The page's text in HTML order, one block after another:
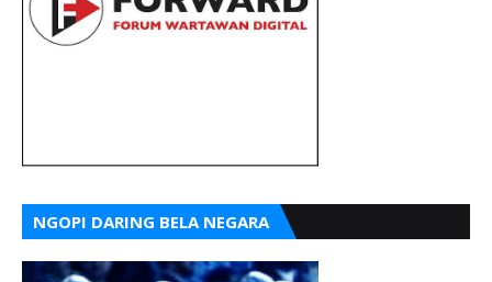
NGOPI DARING BELA NEGARA